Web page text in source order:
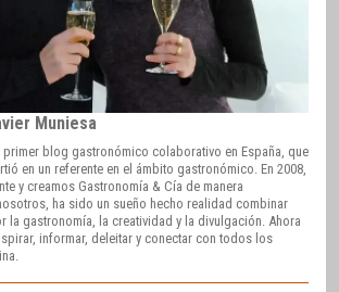
Muniesa
primer blog gastronómico colaborativo en España, que
en un referente en el ámbito gastronómico. En 2008,
y creamos Gastronomía & Cía de manera
ha sido un sueño hecho realidad combinar
la gastronomía, la creatividad y la divulgación. Ahora
informar, deleitar y conectar con todos los